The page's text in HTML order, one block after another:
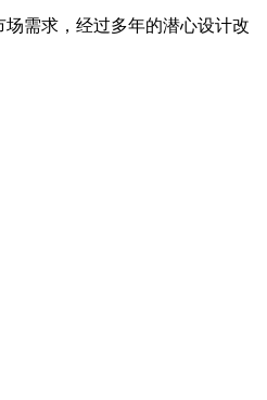
需求，经过多年的潜心设计改